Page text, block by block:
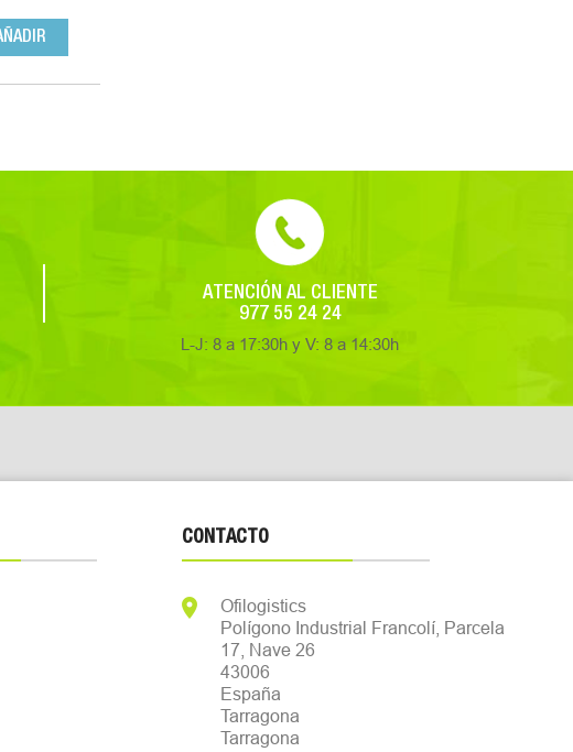
ATENCIÓN AL CLIENTE
977 55 24 24
L-J: 8 a 17:30h y V: 8 a 14:30h
CONTACTO

Ofilogistics
Polígono Industrial Francolí, Parcela
17, Nave 26
43006
España
Tarragona
Tarragona